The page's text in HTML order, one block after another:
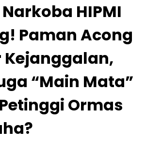
HIPMI
Paman Acong
Kejanggalan,
“Main Mata”
Ormas